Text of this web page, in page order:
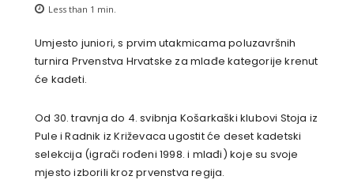
Less than 1 min.
Umjesto juniori, s prvim utakmicama poluzavršnih
turnira Prvenstva Hrvatske za mlađe kategorije krenut
će kadeti.
Od 30. travnja do 4. svibnja Košarkaški klubovi Stoja iz
Pule i Radnik iz Križevaca ugostit će deset kadetski
selekcija (igrači rođeni 1998. i mlađi) koje su svoje
mjesto izborili kroz prvenstva regija.